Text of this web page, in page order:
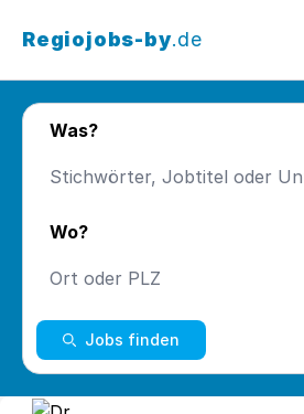
Regiojobs-by.de
Was?
Wo?
Jobs finden